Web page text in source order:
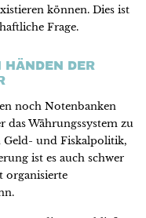
können. Dies ist
Frage.
DER
noch Notenbanken
das Währungssystem zu
Geld- und Fiskalpolitik,
ist es auch schwer
organisierte